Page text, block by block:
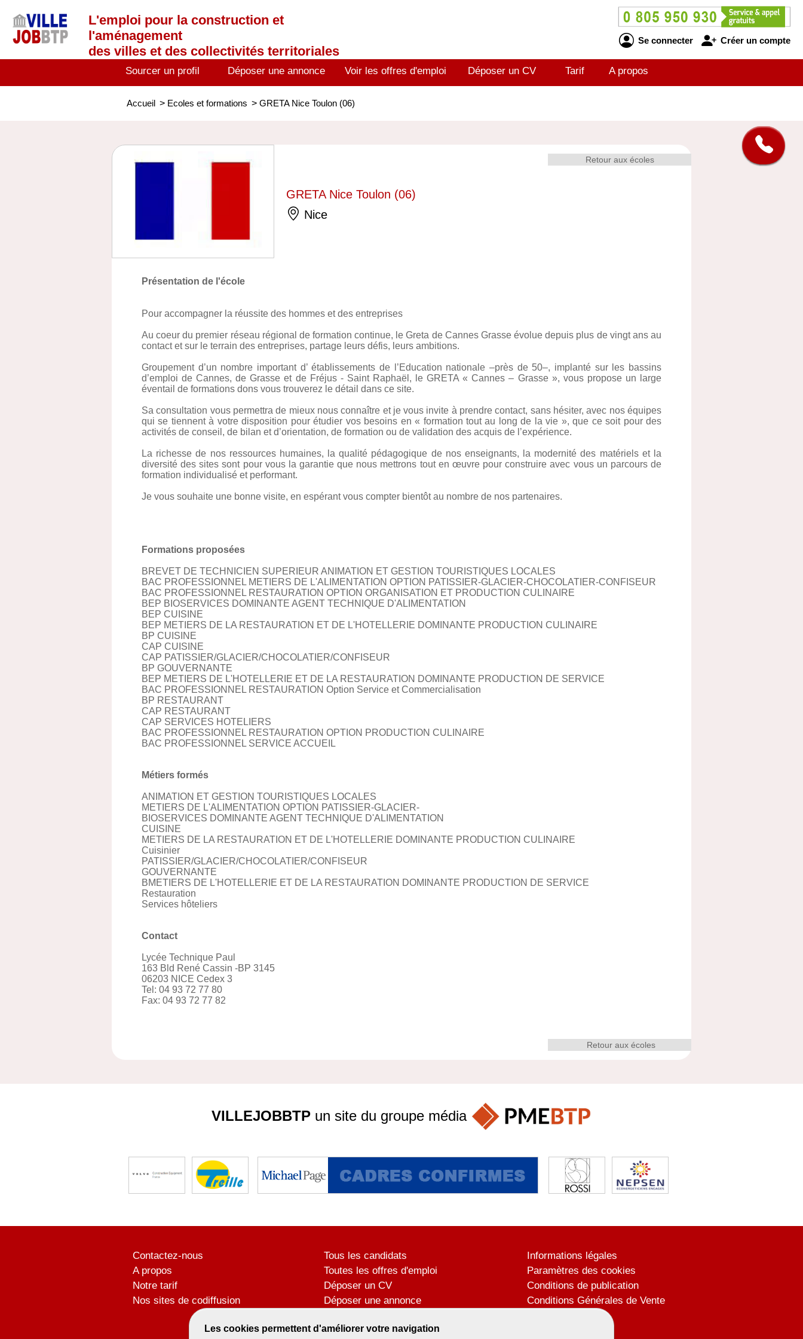
L'emploi pour la construction et
l'aménagement
des villes et des collectivités territoriales
Se connecter Créer un compte
Sourcer un profil Déposer une annonce Voir les offres d'emploi Déposer un CV Tarif A propos
Accueil > Ecoles et formations > GRETA Nice Toulon (06)
Retour aux écoles
GRETA Nice Toulon (06)
Nice
Présentation de l'école
Pour accompagner la réussite des hommes et des entreprises
Au coeur du premier réseau régional de formation continue, le Greta de Cannes Grasse évolue depuis plus de vingt ans au
contact et sur le terrain des entreprises, partage leurs défis, leurs ambitions.
Groupement d’un nombre important d’ établissements de l’Education nationale –près de 50–, implanté sur les bassins
d’emploi de Cannes, de Grasse et de Fréjus - Saint Raphaël, le GRETA « Cannes – Grasse », vous propose un large
éventail de formations dons vous trouverez le détail dans ce site.
Sa consultation vous permettra de mieux nous connaître et je vous invite à prendre contact, sans hésiter, avec nos équipes
qui se tiennent à votre disposition pour étudier vos besoins en « formation tout au long de la vie », que ce soit pour des
activités de conseil, de bilan et d’orientation, de formation ou de validation des acquis de l’expérience.
La richesse de nos ressources humaines, la qualité pédagogique de nos enseignants, la modernité des matériels et la
diversité des sites sont pour vous la garantie que nous mettrons tout en œuvre pour construire avec vous un parcours de
formation individualisé et performant.
Je vous souhaite une bonne visite, en espérant vous compter bientôt au nombre de nos partenaires.
Formations proposées
BREVET DE TECHNICIEN SUPERIEUR ANIMATION ET GESTION TOURISTIQUES LOCALES
BAC PROFESSIONNEL METIERS DE L'ALIMENTATION OPTION PATISSIER-GLACIER-CHOCOLATIER-CONFISEUR
BAC PROFESSIONNEL RESTAURATION OPTION ORGANISATION ET PRODUCTION CULINAIRE
BEP BIOSERVICES DOMINANTE AGENT TECHNIQUE D'ALIMENTATION
BEP CUISINE
BEP METIERS DE LA RESTAURATION ET DE L'HOTELLERIE DOMINANTE PRODUCTION CULINAIRE
BP CUISINE
CAP CUISINE
CAP PATISSIER/GLACIER/CHOCOLATIER/CONFISEUR
BP GOUVERNANTE
BEP METIERS DE L'HOTELLERIE ET DE LA RESTAURATION DOMINANTE PRODUCTION DE SERVICE
BAC PROFESSIONNEL RESTAURATION Option Service et Commercialisation
BP RESTAURANT
CAP RESTAURANT
CAP SERVICES HOTELIERS
BAC PROFESSIONNEL RESTAURATION OPTION PRODUCTION CULINAIRE
BAC PROFESSIONNEL SERVICE ACCUEIL
Métiers formés
ANIMATION ET GESTION TOURISTIQUES LOCALES
METIERS DE L'ALIMENTATION OPTION PATISSIER-GLACIER-
BIOSERVICES DOMINANTE AGENT TECHNIQUE D'ALIMENTATION
CUISINE
METIERS DE LA RESTAURATION ET DE L'HOTELLERIE DOMINANTE PRODUCTION CULINAIRE
Cuisinier
PATISSIER/GLACIER/CHOCOLATIER/CONFISEUR
GOUVERNANTE
BMETIERS DE L'HOTELLERIE ET DE LA RESTAURATION DOMINANTE PRODUCTION DE SERVICE
Restauration
Services hôteliers
Contact
Lycée Technique Paul
163 Bld René Cassin -BP 3145
06203 NICE Cedex 3
Tel: 04 93 72 77 80
Fax: 04 93 72 77 82
Retour aux écoles
Les cookies permettent d'améliorer votre navigation
VILLEJOBBTPun site du groupe média
Contactez-nous
A propos
Notre tarif
Nos sites de codiffusion
Tous les candidats
Toutes les offres d'emploi
Déposer un CV
Déposer une annonce
Informations légales
Paramètres des cookies
Conditions de publication
Conditions Générales de Vente